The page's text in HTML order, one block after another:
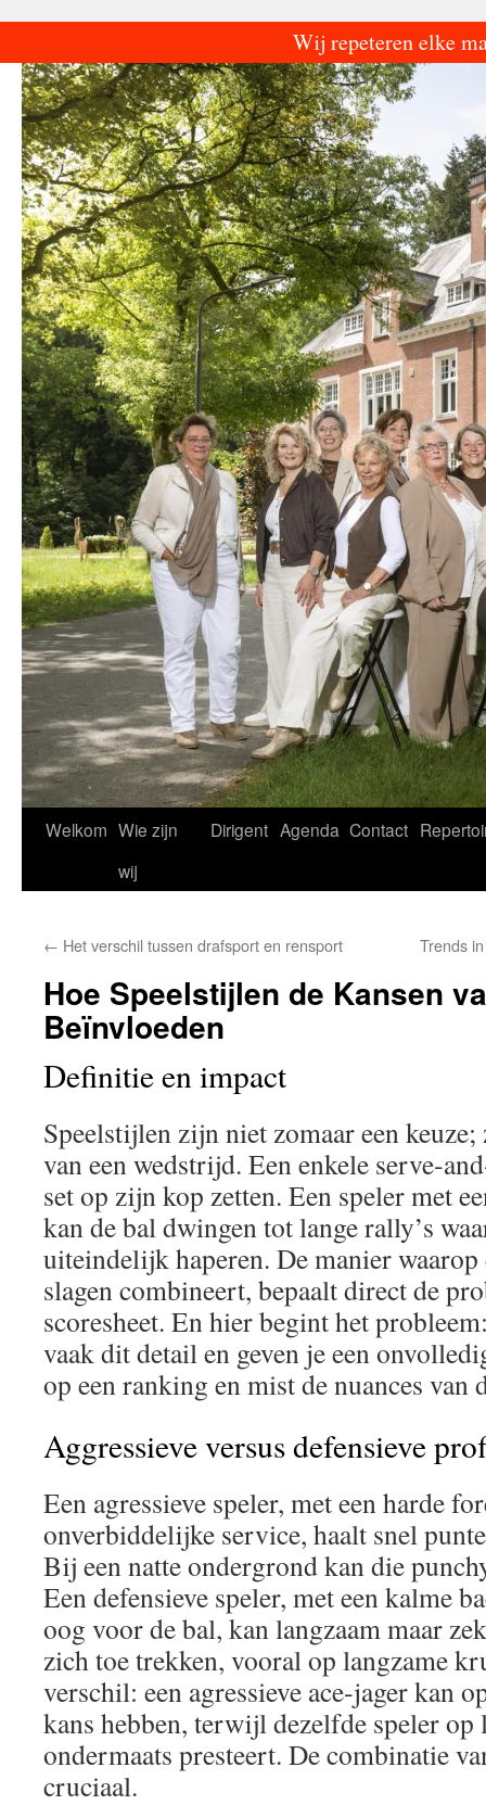
Wij repeteren elke
de
inhoud
Welkom Wie zijn
wij
Dirigent Agenda Contact
← Het verschil tussen drafsport en rensport Trends
Hoe Speelstijlen de Kansen
Beïnvloeden
Definitie en impact
Speelstijlen zijn niet zomaar een
van een wedstrijd. Een enkele
set op zijn kop zetten. Een speler met
kan de bal dwingen tot lange rally’s
uiteindelijk haperen. De manier
slagen combineert, bepaalt direct de
scoresheet. En hier begint het
vaak dit detail en geven je een
op een ranking en mist de nuances van
Aggressieve versus defensieve
Een agressieve speler, met een harde
onverbiddelijke service, haalt snel
Bij een natte ondergrond kan die
Een defensieve speler, met een kalme
oog voor de bal, kan langzaam maar
zich toe trekken, vooral op langzame
verschil: een agressieve ace‑jager kan
kans hebben, terwijl dezelfde speler op
ondermaats presteert. De combinatie
cruciaal.